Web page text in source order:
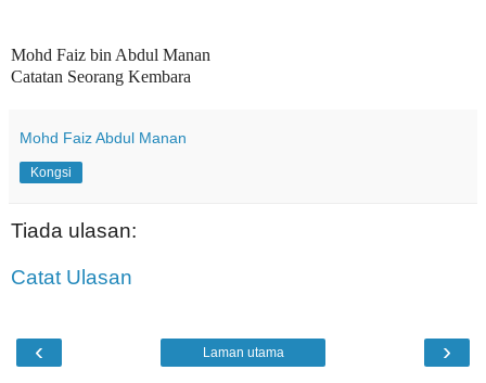
Mohd Faiz bin Abdul Manan
Catatan Seorang Kembara
Mohd Faiz Abdul Manan
Kongsi
Tiada ulasan:
Catat Ulasan
‹ ›
Laman utama